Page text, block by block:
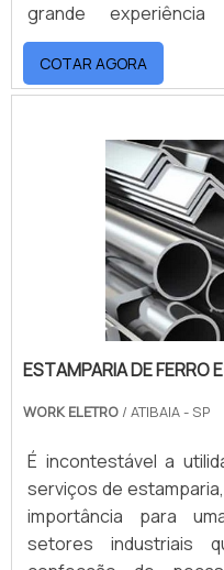
grande experiência
projetos
apresentar projetos
em alumínio de forma
tamanho
final.Por conta disso,
projeto e constru.
COTAR AGORA
ESTAMPARIA DE FERRO
WORK ELETRO / ATIBAIA - SP
É incontestável a
serviços de
importância para
setores industriais